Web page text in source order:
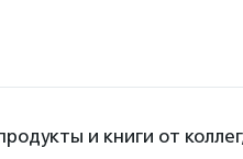
и книги от